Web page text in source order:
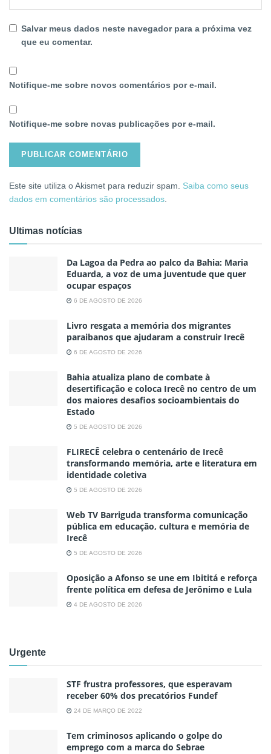
Salvar meus dados neste navegador para a próxima vez
que eu comentar.
Notifique-me sobre novos comentários por e-mail.
Notifique-me sobre novas publicações por e-mail.
Este site utiliza o Akismet para reduzir spam. Saiba como seus
dados em comentários são processados
Ultimas notícias
Da Lagoa da Pedra ao palco da Bahia: Maria
Eduarda, a voz de uma juventude que quer
ocupar espaços
6 DE AGOSTO DE 2026
Livro resgata a memória dos migrantes
paraibanos que ajudaram a construir Irecê
6 DE AGOSTO DE 2026
Bahia atualiza plano de combate à
desertificação e coloca Irecê no centro de um
dos maiores desafios socioambientais do
Estado
5 DE AGOSTO DE 2026
FLIRECÊ celebra o centenário de Irecê
transformando memória, arte e literatura em
identidade coletiva
5 DE AGOSTO DE 2026
Web TV Barriguda transforma comunicação
pública em educação, cultura e memória de
Irecê
5 DE AGOSTO DE 2026
Oposição a Afonso se une em Ibititá e reforça
frente política em defesa de Jerônimo e Lula
4 DE AGOSTO DE 2026
Urgente
STF frustra professores, que esperavam
receber 60% dos precatórios Fundef
24 DE MARÇO DE 2022
Tem criminosos aplicando o golpe do
emprego com a marca do Sebrae